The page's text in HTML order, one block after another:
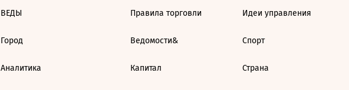
ВЕДЫ
Город
Аналитика
Правила торговли
Ведомости&
Капитал
Идеи управления
Спорт
Страна